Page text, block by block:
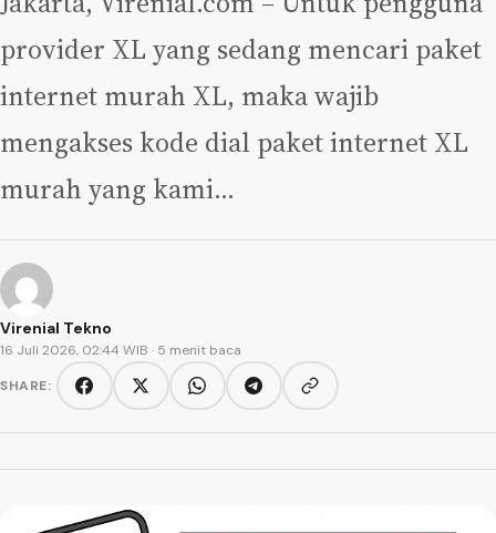
provider XL yang sedang mencari paket
internet murah XL, maka wajib
mengakses kode dial paket internet XL
murah yang kami…
Virenial Tekno
16 Juli 2026, 02:44 WIB · 5 menit baca
SHARE:
FacebookTwitter/XWhatsAppTelegramCopy link